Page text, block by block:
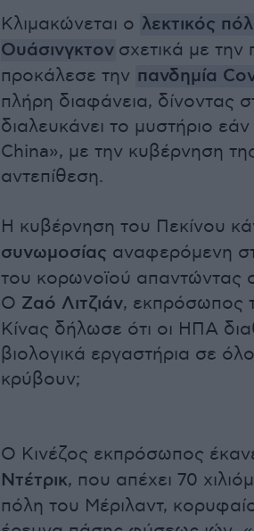
Κλιμακώνεται ο λεκτικός
Ουάσινγκτον σχετικά με
προκάλεσε την πανδημία
πλήρη διαφάνεια, δίνοντας
διαλευκάνει το μυστήριο
China», με την κυβέρνηση
αντεπίθεση.
Η κυβέρνηση του Πεκίνου
συνωμοσίας αναφερόμενη
του κορωνοϊού απαντώντας
Ο Ζαό Λιτζιάν, εκπρόσωπος
Κίνας δήλωσε ότι οι ΗΠΑ
βιολογικά εργαστήρια σε
κρύβουν;
O Kινέζος εκπρόσωπος
Ντέτρικ, που απέχει 70
πόλη του Μέριλαντ,